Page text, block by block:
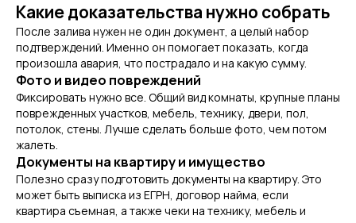
Какие доказательства нужно собрать
После залива нужен не один документ, а целый набор
подтверждений. Именно он помогает показать, когда
произошла авария, что пострадало и на какую сумму.
Фото и видео повреждений
Фиксировать нужно все. Общий вид комнаты, крупные планы
поврежденных участков, мебель, технику, двери, пол,
потолок, стены. Лучше сделать больше фото, чем потом
жалеть.
Документы на квартиру и имущество
Полезно сразу подготовить документы на квартиру. Это
может быть выписка из ЕГРН, договор найма, если
квартира съемная, а также чеки на технику, мебель и